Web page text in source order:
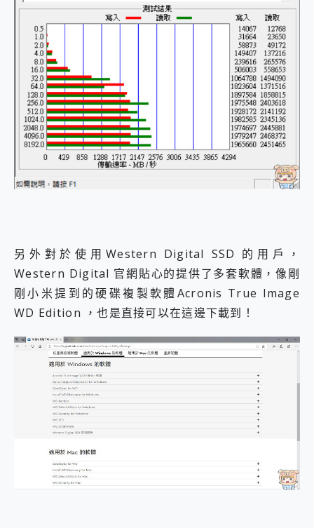
另外對於使用Western Digital SSD 的用戶，
Western Digital 官網貼心的提供了多套軟體，像剛
剛小米提到的硬碟複製軟體Acronis True Image
WD Edition ，也是直接可以在這邊下載到！